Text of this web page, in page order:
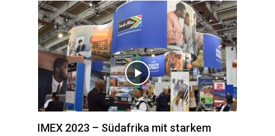
IMEX 2023 – Südafrika mit starkem